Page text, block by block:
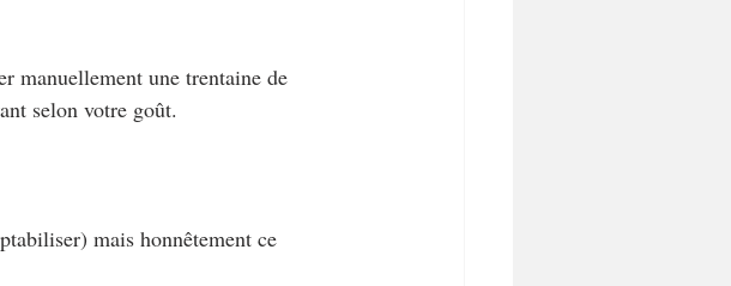
manuellement une trentaine de
selon votre goût.
mais honnêtement ce